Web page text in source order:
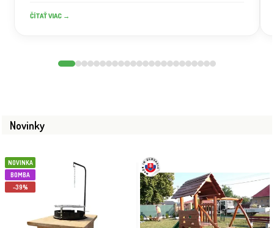
ČÍTAŤ VIAC →
Novinky
NOVINKA
BOMBA
-39%